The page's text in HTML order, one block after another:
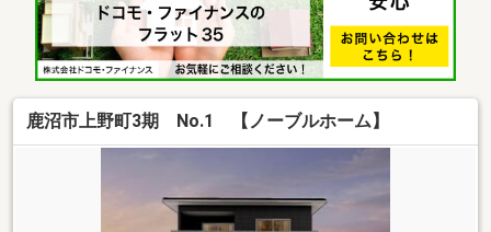
鹿沼市上野町3期 No.1 【ノーブルホーム】